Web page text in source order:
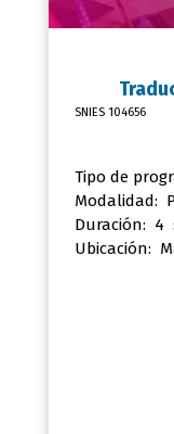
SNIES 104656
Tipo de
Modalidad:
Duración: 4
Ubicación: